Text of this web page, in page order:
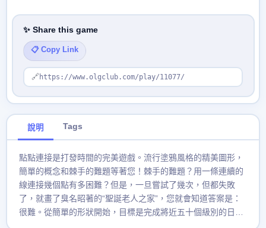
✨ Share this game
📋 Copy Link
🔗 https://www.olgclub.com/play/11077/
說明 Tags
點點連接是打發時間的完美遊戲。流行塗鴉風格的精美圖形，
簡單的概念和棘手的難題等著您！棘手的難題？用一條連續的
線連接幾個點有多困難？但是，一旦嘗試了幾次，但都失敗
了，就畫了臭名昭著的“聖誕老人之家”，您就會知道答案是：
很難。從簡單的形狀開始，目標是完成將近五十個級別的日益